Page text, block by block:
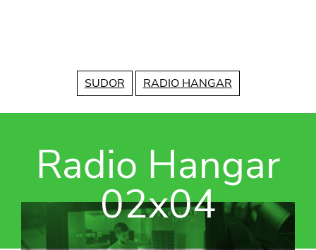
SUDOR RADIO HANGAR
Radio Hangar
02x04